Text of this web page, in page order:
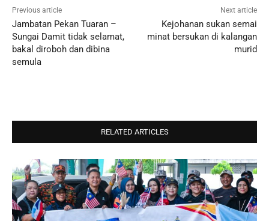
Previous article
Jambatan Pekan Tuaran –
Sungai Damit tidak selamat,
bakal diroboh dan dibina
semula
Next article
Kejohanan sukan semai
minat bersukan di kalangan
murid
RELATED ARTICLES